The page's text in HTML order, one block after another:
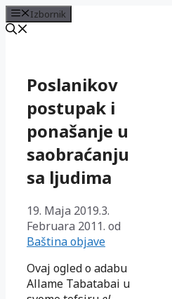
Izbornik
sadržajPoslanikov
postupak i
ponašanje u
saobraćanju
sa ljudima
19. Maja 2019.3.
Februara 2011. od
Baština objave
Ovaj ogled o adabu
Allame Tabatabai u